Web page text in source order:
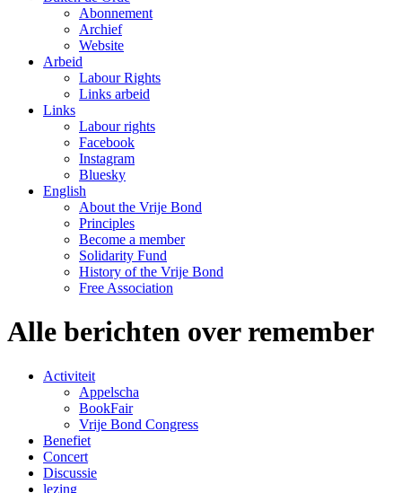
Abonnement
Archief
Website
Arbeid
Labour Rights
Links arbeid
Links
Labour rights
Facebook
Instagram
Bluesky
English
About the Vrije Bond
Principles
Become a member
Solidarity Fund
History of the Vrije Bond
Free Association
Alle berichten over remember
Activiteit
Appelscha
BookFair
Vrije Bond Congress
Benefiet
Concert
Discussie
lezing